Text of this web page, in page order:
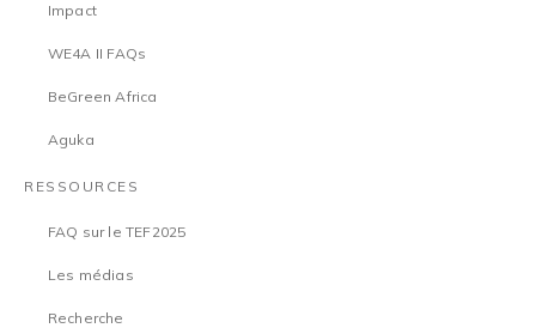
Impact
WE4A II FAQs
BeGreen Africa
Aguka
RESSOURCES
FAQ sur le TEF2025
Les médias
Recherche